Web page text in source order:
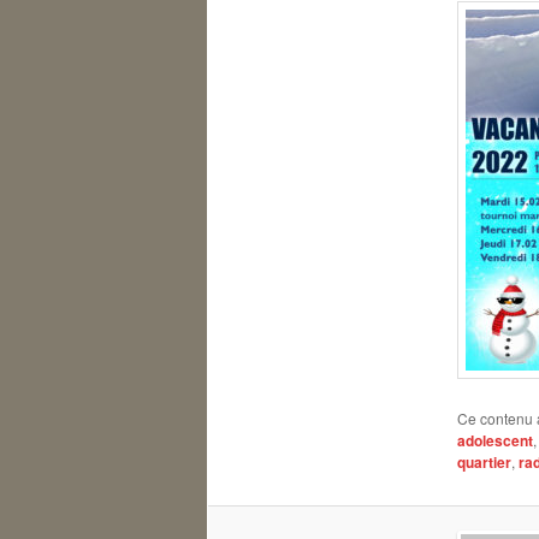
Ce contenu
adolescent,
quartier,